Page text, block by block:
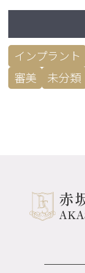
インプラント
審美
未分類
赤